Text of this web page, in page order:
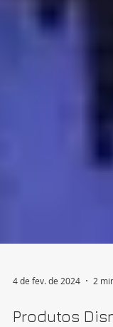
4 de fev. de 2024 2